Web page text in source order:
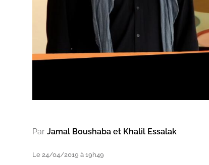
Par Jamal Boushaba et Khalil Essalak
Le 24/04/2019 à 19h49